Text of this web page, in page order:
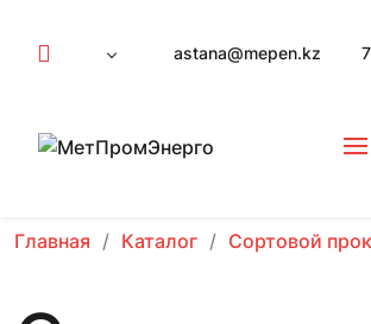
astana@mepen.kz
Главная Каталог Сортовой